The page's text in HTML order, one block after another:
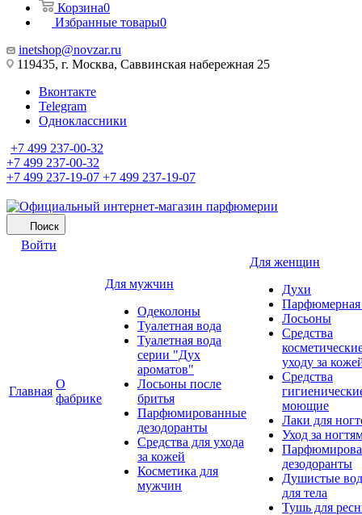
Корзина0
Избранные товары0
inetshop@novzar.ru
119435, г. Москва, Саввинская набережная 25
Вконтакте
Telegram
Одноклассники
+7 499 237-00-32
+7 499 237-00-32
+7 499 237-19-07 +7 499 237-19-07
Поиск
Войти
Главная
О
фабрике
Для мужчин
Одеколоны
Туалетная вода
Туалетная вода
серии "Дух
ароматов"
Лосьоны после
бритья
Парфюмированные
дезодоранты
Средства для ухода
за кожей
Косметика для
мужчин
Для женщин
Духи
Парфюмерная
Лосьоны
Средства
уходу за
Средства
моющие
Лаки для
Уход за
дезодоранты
Душистые
для тела
Тушь для